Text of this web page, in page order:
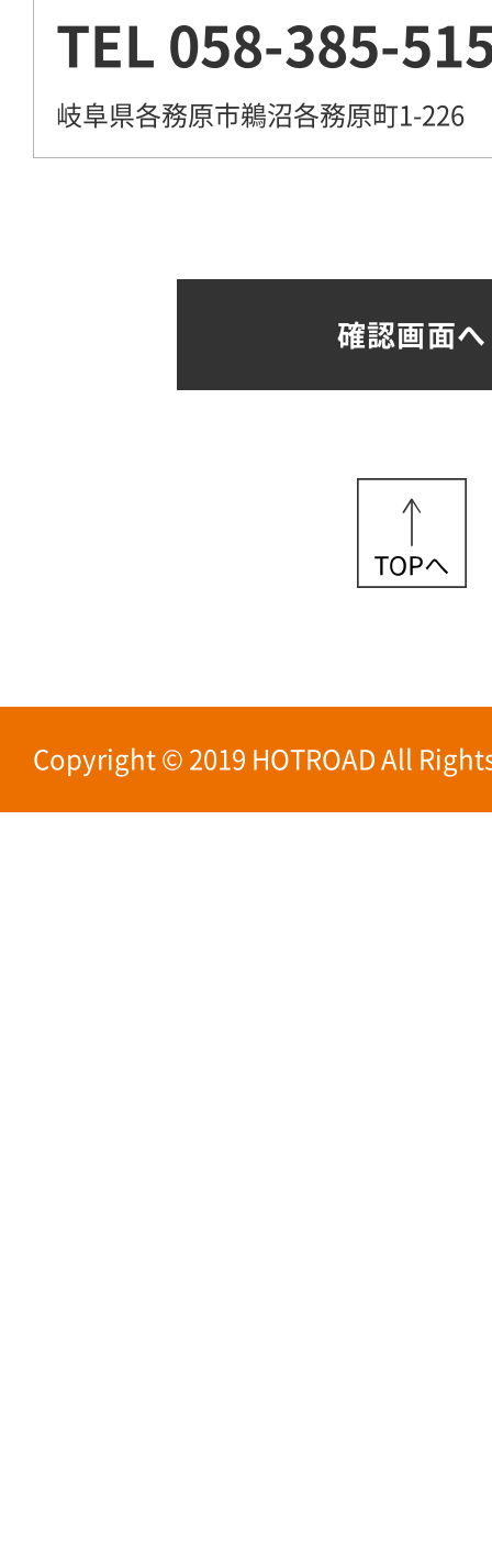
TEL 058-385-
岐阜県各務原市鵜沼各務原町1-226
Copyright © 2019 HOTROAD All